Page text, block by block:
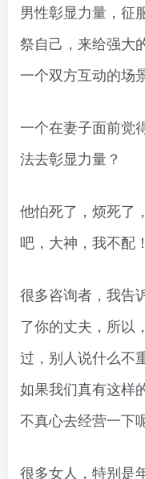
男性彰显力量，征
祭自己，来给强大
一个双方互动的场景
一个在妻子面前觉
法去彰显力量？
他怕死了，烦死了
吧，大神，我不配！
很多咨询者，我告
了你的丈夫，所以
过，别人说什么不
如果我们真有这样
不真心去经营一下
很多女人，特别是